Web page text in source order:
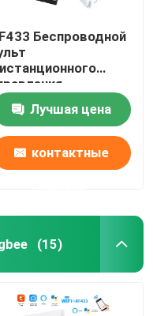
Беспроводной
с
панелью
с 10A
Лучшая цена
контактные
(15)